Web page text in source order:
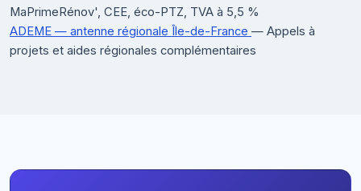
MaPrimeRénov', CEE, éco-PTZ, TVA à 5,5 %
ADEME — antenne régionale Île-de-France — Appels à
projets et aides régionales complémentaires